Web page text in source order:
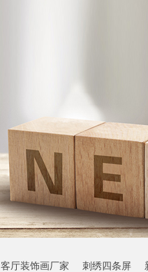
客厅装饰画厂家 刺绣四条屏